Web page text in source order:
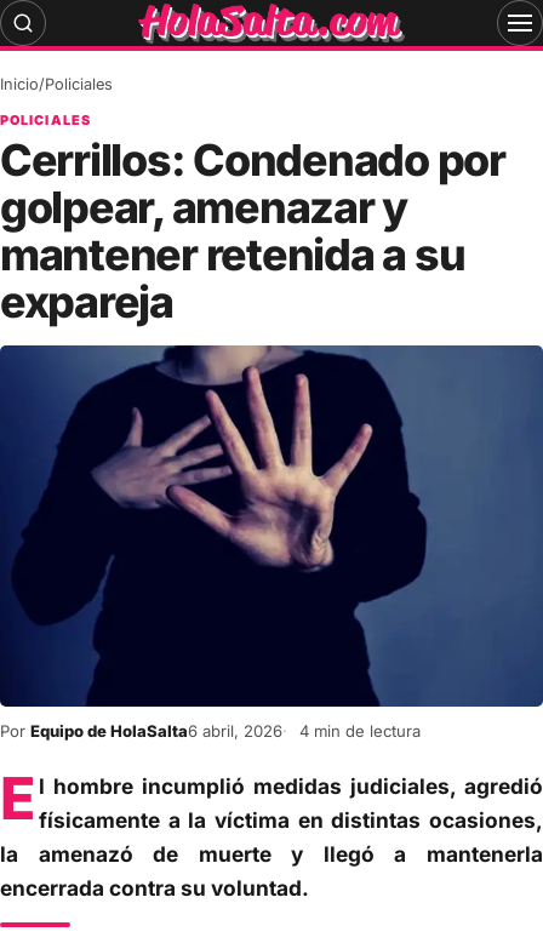
Skip
to
Inicio/Policiales
POLICIALES
Cerrillos: Condenado por
golpear, amenazar y
mantener retenida a su
expareja
Por Equipo de HolaSalta6 abril, 2026 4 min de lectura
E l hombre incumplió medidas judiciales, agredió
físicamente a la víctima en distintas ocasiones,
la amenazó de muerte y llegó a mantenerla
encerrada contra su voluntad.